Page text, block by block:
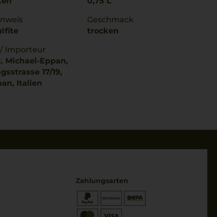
Importeur
Michael-Eppan,
17/19,
Italien
Geschmack
trocken
Zahlungsarten